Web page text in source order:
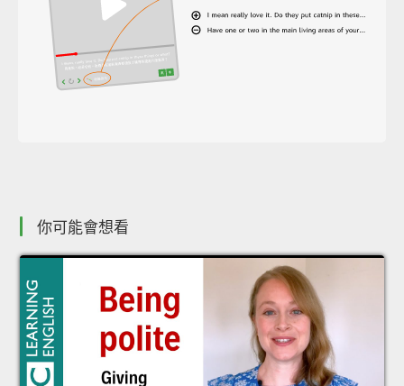
你可能會想看